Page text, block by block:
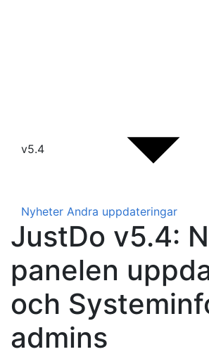
v5.4
Nyheter Andra uppdateringar
JustDo v5.4:
panelen
och
admins